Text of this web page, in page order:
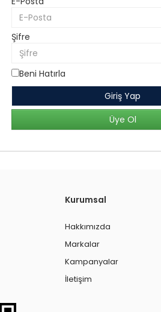
Şifre
Beni Hatırla
Giriş Yap
Üye Ol
Kurumsal
Hakkımızda
Markalar
Kampanyalar
İletişim